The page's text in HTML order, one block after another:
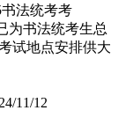
法统考考
为书法统考生总
试地点安排供大
11/12